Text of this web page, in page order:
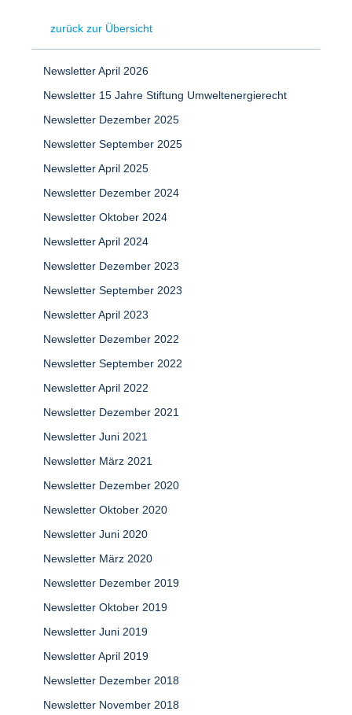
zurück zur Übersicht
Newsletter April 2026
Newsletter 15 Jahre Stiftung Umweltenergierecht
Newsletter Dezember 2025
Newsletter September 2025
Newsletter April 2025
Newsletter Dezember 2024
Newsletter Oktober 2024
Newsletter April 2024
Newsletter Dezember 2023
Newsletter September 2023
Newsletter April 2023
Newsletter Dezember 2022
Newsletter September 2022
Newsletter April 2022
Newsletter Dezember 2021
Newsletter Juni 2021
Newsletter März 2021
Newsletter Dezember 2020
Newsletter Oktober 2020
Newsletter Juni 2020
Newsletter März 2020
Newsletter Dezember 2019
Newsletter Oktober 2019
Newsletter Juni 2019
Newsletter April 2019
Newsletter Dezember 2018
Newsletter November 2018